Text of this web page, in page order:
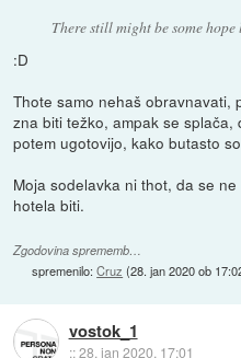
There still might be some hope
:D
Thote samo nehaš obravnavati,
zna biti težko, ampak se splača,
potem ugotovijo, kako butasto
Moja sodelavka ni thot, da se
hotela biti.
Zgodovina sprememb…
spremenilo:Cruz (28. jan 2020 ob
vostok_1
::28. jan 2020, 17:01